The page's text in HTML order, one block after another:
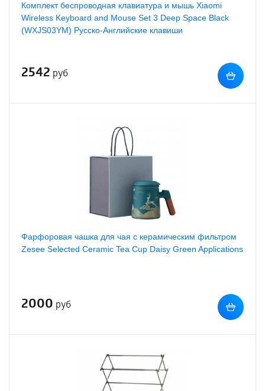
Комплект беспроводная клавиатура и мышь Xiaomi
Wireless Keyboard and Mouse Set 3 Deep Space Black
(WXJS03YM) Русско-Английские клавиши
2542 руб
Фарфоровая чашка для чая с керамическим фильтром
Zesee Selected Ceramic Tea Cup Daisy Green Applications
2000 руб